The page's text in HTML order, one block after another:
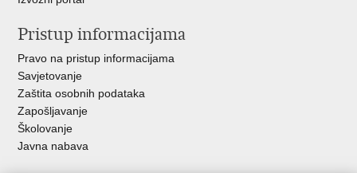
Pristup informacijama
Pravo na pristup informacijama
Savjetovanje
Zaštita osobnih podataka
Zapošljavanje
Školovanje
Javna nabava